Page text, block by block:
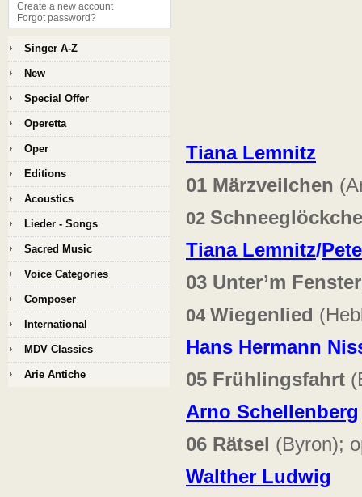
Tiana Lemnitz
01 Märzveilchen
02
Tiana Lemnitz/
03 Unter’m Fenster
04 Wiegenlied
Hans Hermann
05 Frühlingsfahrt
Arno Schellenberg
06 Rätsel (Byron);
Walther Ludwig
Create a new account
Forgot password?
Singer A-Z
New
Special Offer
Operetta
Oper
Editions
Acoustics
Lieder - Songs
Sacred Music
Voice Categories
Composer
International
MDV Classics
Arie Antiche